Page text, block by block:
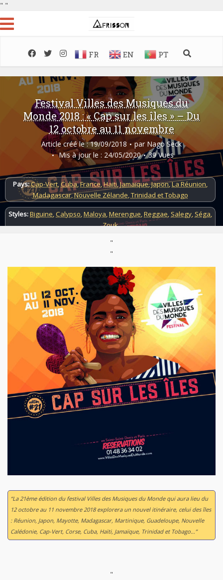
" "
FR EN PT
Festival Villes des Musiques du
Monde 2018 : « Cap sur les îles » – Du
12 octobre au 11 novembre
Article créé le : 19/09/2018 par Nago Seck
Mis à jour le : 24/05/2020
39 Vues
Pays:Cap-Vert,Cuba,France,Haiti,Jamaïque,Japon,La Réunion,
Madagascar,Nouvelle Zélande,Trinidad et Tobago
Styles:Biguine,Calypso,Maloya,Merengue,Reggae, Salegy, Séga,
Zouk
Thème :"
"
“La 21ème édition du festival Villes des Musiques du Monde qui aura lieu du
12 octobre au 11 novembre 2018 explorera un nouvel itinéraire, celui des îles
: Réunion, Japon, Mayotte, Madagascar, Martinique, Guadeloupe, Nouvelle
Calédonie, Cap-Vert, Corse, Cuba, Haïti, Jamaïque, Trinidad et Tobago…”
"